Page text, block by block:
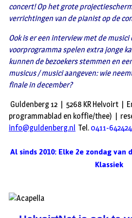
concert! Op het grote
verrichtingen van de pianist op de
Ook is er een interview met de musici
voorprogramma spelen extra jonge
kunnen de bezoekers stemmen en
musicus / musici aangeven: wie
finale in december?
Guldenberg 12 | 5268 KR Helvoirt |
programmablad en koffie/thee) |
info@guldenberg.nl Tel. 0411-642424
Al sinds 2010: Elke 2e zondag
Klassiek